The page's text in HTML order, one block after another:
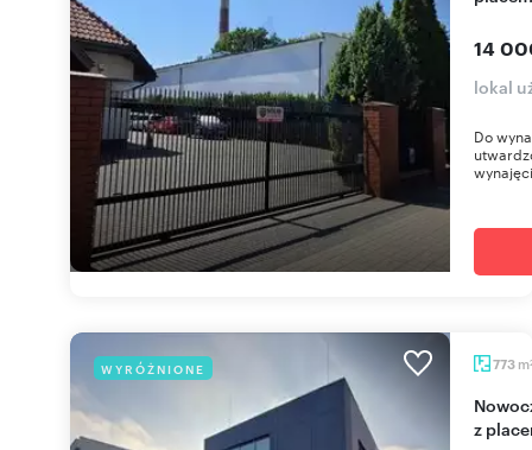
14
lokal
Do
WYRÓŻNIONE 773 m
Nowoczesny biurowo-magazynowy obiekt 773 m²
z